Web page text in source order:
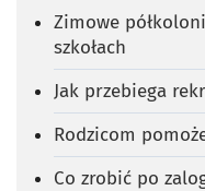
Zimowe
szkołach
Jak przebiega
Rodzicom
Co zrobić po